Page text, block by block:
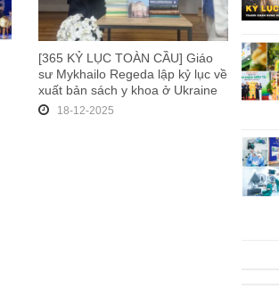
[365 KỶ LỤC TOÀN CẦU] Giáo
sư Mykhailo Regeda lập kỷ lục về
xuất bản sách y khoa ở Ukraine
18-12-2025